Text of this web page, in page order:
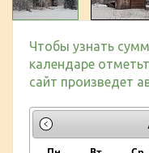
Чтобы узнать
календаре
сайт произведет